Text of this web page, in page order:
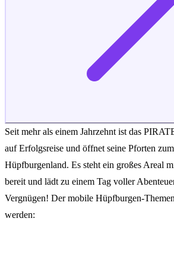
Seit mehr als einem Jahrzehnt ist das
auf Erfolgsreise und öffnet seine Pforten
Hüpfburgenland. Es steht ein großes Areal
bereit und lädt zu einem Tag voller
Vergnügen! Der mobile Hüpfburgen-
werden: